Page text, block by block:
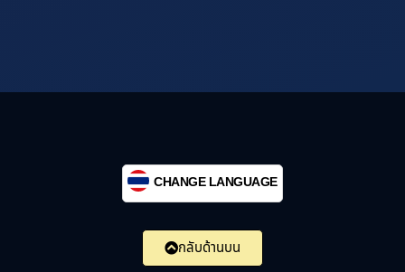
CHANGE LANGUAGE
กลับด้านบน